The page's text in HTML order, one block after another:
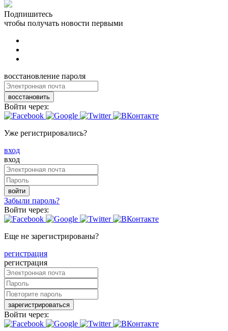
Подпишитесь
чтобы получать новости первыми
восстановление пароля
восстановить
Войти через:
Уже регистрировались?
вход
вход
войти
Забыли пароль?
Войти через:
Еще не зарегистрированы?
регистрация
регистрация
зарегистрироваться
Войти через: